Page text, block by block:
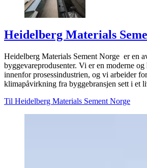
Heidelberg Materials
Heidelberg Materials Sement Norge er en
byggevareprodusenter. Vi er en moderne
innenfor prosessindustrien, og vi arbeider
klimapåvirkning fra byggebransjen sett i et
Til Heidelberg Materials Sement Norge